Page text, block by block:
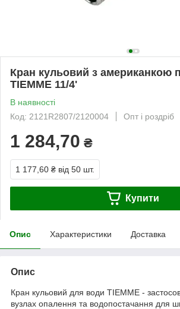
Кран кульовий з американкою
TIEMME 11/4'
В наявності
Код: 2121R2807/2120004
Опт і роздріб
1 284,70 ₴
1 177,60 ₴ від 50 шт.
Купити
Опис Характеристики Доставка
Опис
Кран кульовий для води TIEMME -
вузлах опалення та водопостачання для